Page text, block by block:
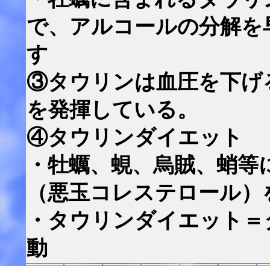
で、アルコールの分解
す
③タウリンは血圧を下げ
を発揮している。
④タウリンダイエット
・牡蠣、蜆、烏賊、蛸
（悪玉コレステロール
・タウリンダイエット
動